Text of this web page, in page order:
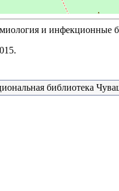
и инфекционные
библиотека